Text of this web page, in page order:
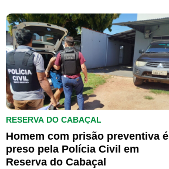
RESERVA DO CABAÇAL
Homem com prisão preventiva é
preso pela Polícia Civil em
Reserva do Cabaçal